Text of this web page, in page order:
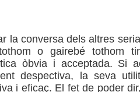
la conversa dels altres
o gairebé tothom
òbvia i acceptada. Si
despectiva, la seva
i eficaç. El fet de poder